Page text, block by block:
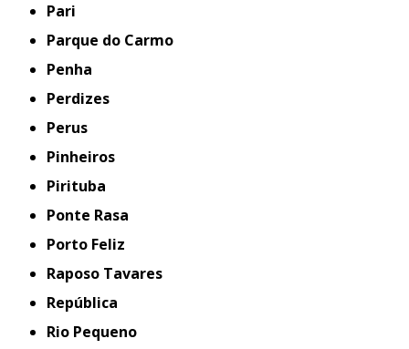
Pari
Parque do Carmo
Penha
Perdizes
Perus
Pinheiros
Pirituba
Ponte Rasa
Porto Feliz
Raposo Tavares
República
Rio Pequeno